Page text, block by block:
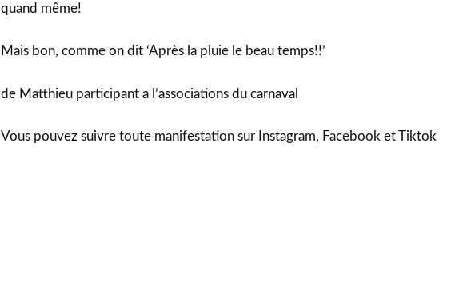
quand même!
Mais bon, comme on dit ‘Après la pluie le beau temps!!’
de Matthieu participant a l’associations du carnaval
Vous pouvez suivre toute manifestation sur Instagram, Facebook et Tiktok